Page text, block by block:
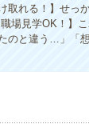
取れる！】せ
場見学OK！】
のと違う…」「